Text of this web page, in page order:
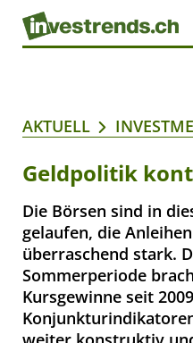
AKTUELL
Geldpolitik
Die Börsen sind in
gelaufen, die
überraschend stark.
Sommerperiode
Kursgewinne seit